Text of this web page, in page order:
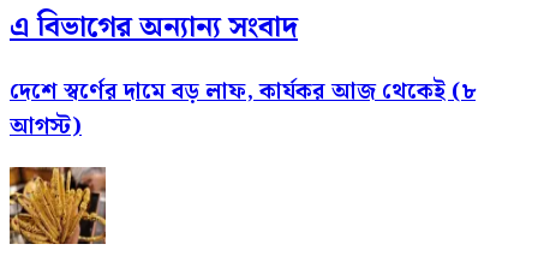
এ বিভাগের অন্যান্য সংবাদ
দেশে স্বর্ণের দামে বড় লাফ, কার্যকর আজ থেকেই (৮
আগস্ট)